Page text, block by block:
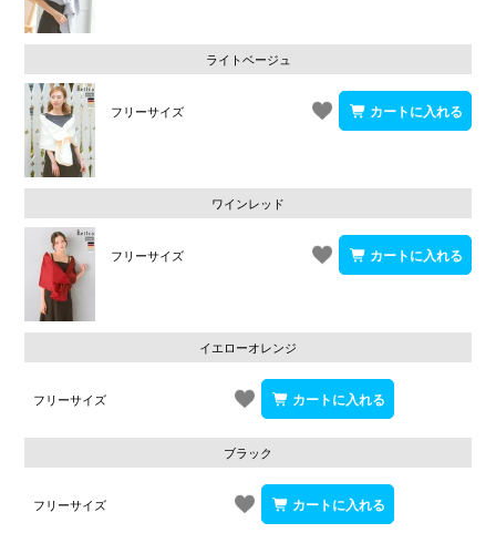
ライトベージュ
フリーサイズ
ワインレッド
フリーサイズ
イエローオレンジ
フリーサイズ
ブラック
フリーサイズ